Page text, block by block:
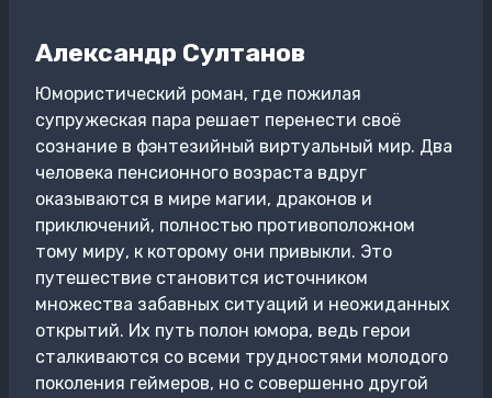
Александр Султанов
Юмористический роман, где пожилая
супружеская пара решает перенести своё
сознание в фэнтезийный виртуальный мир. Два
человека пенсионного возраста вдруг
оказываются в мире магии, драконов и
приключений, полностью противоположном
тому миру, к которому они привыкли. Это
путешествие становится источником
множества забавных ситуаций и неожиданных
открытий. Их путь полон юмора, ведь герои
сталкиваются со всеми трудностями молодого
поколения геймеров, но с совершенно другой